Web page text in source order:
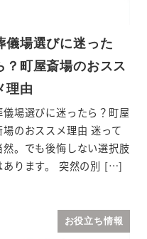
儀場選びに迷った
？町屋斎場のおスス
理由
儀場選びに迷ったら？町屋
場のおススメ理由 迷って
然。でも後悔しない選択肢
あります。 突然の別 […]
お役立ち情報